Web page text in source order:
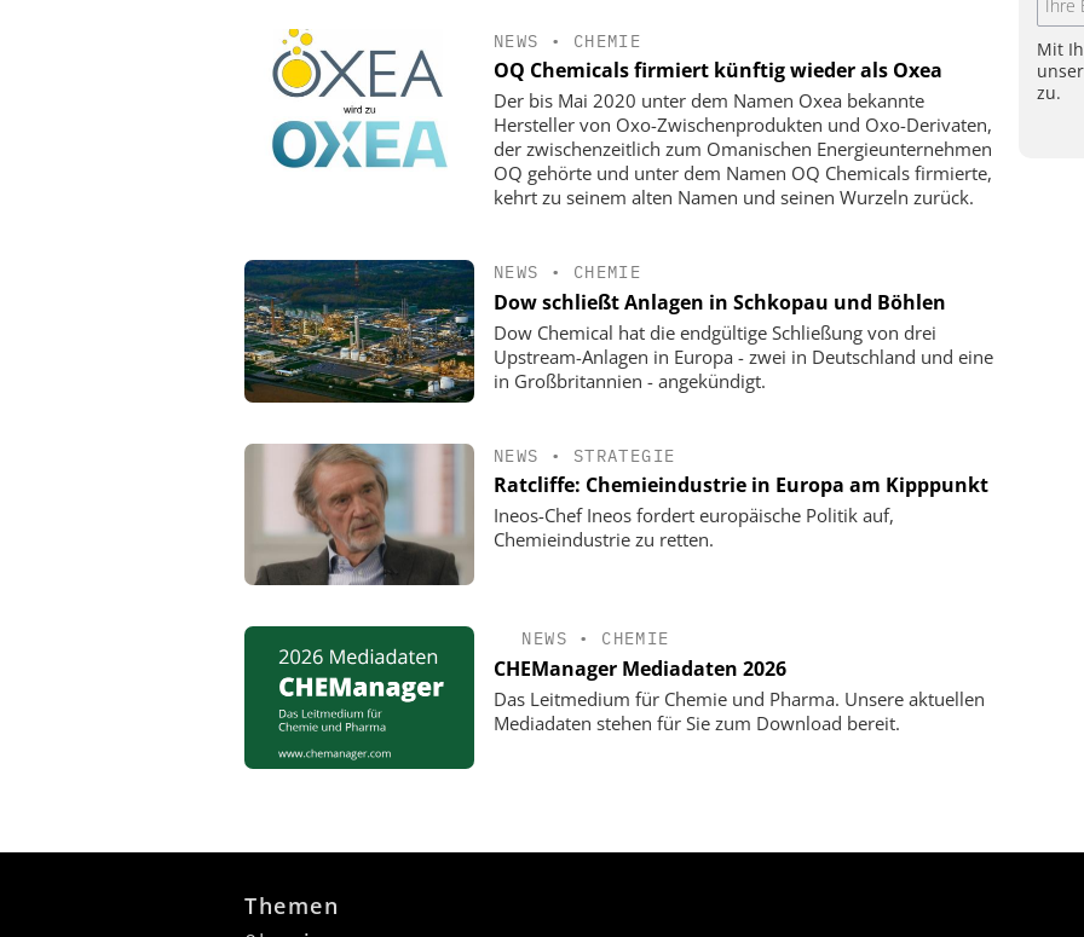
NEWS • CHEMIE
OQ Chemicals firmiert künftig wieder als Oxea
Der bis Mai 2020 unter dem Namen Oxea bekannte
Hersteller von Oxo-Zwischenprodukten und Oxo-Derivaten,
der zwischenzeitlich zum Omanischen Energieunternehmen
OQ gehörte und unter dem Namen OQ Chemicals firmierte,
kehrt zu seinem alten Namen und seinen Wurzeln zurück.
NEWS • CHEMIE
Dow schließt Anlagen in Schkopau und Böhlen
Dow Chemical hat die endgültige Schließung von drei
Upstream-Anlagen in Europa - zwei in Deutschland und eine
in Großbritannien - angekündigt.
NEWS • STRATEGIE
Ratcliffe: Chemieindustrie in Europa am Kipppunkt
Ineos-Chef Ineos fordert europäische Politik auf,
Chemieindustrie zu retten.
NEWS • CHEMIE
CHEManager Mediadaten 2026
Das Leitmedium für Chemie und Pharma. Unsere aktuellen
Mediadaten stehen für Sie zum Download bereit.
Mit
zu.
Themen